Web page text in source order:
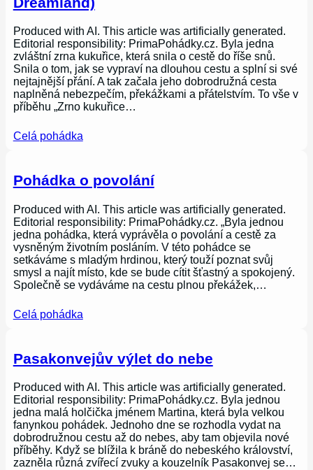
Produced with AI. This article was artificially generated.
Editorial responsibility: PrimaPohádky.cz. Byla jedna
zvláštní zrna kukuřice, která snila o cestě do říše snů.
Snila o tom, jak se vypraví na dlouhou cestu a splní si své
nejtajnější přání. A tak začala jeho dobrodružná cesta
naplněná nebezpečím, překážkami a přátelstvím. To vše v
příběhu „Zrno kukuřice…
Celá pohádka
Pohádka o povolání
Produced with AI. This article was artificially generated.
Editorial responsibility: PrimaPohádky.cz. „Byla jednou
jedna pohádka, která vyprávěla o povolání a cestě za
vysněným životním posláním. V této pohádce se
setkáváme s mladým hrdinou, který touží poznat svůj
smysl a najít místo, kde se bude cítit šťastný a spokojený.
Společně se vydáváme na cestu plnou překážek,…
Celá pohádka
Pasakonvejův výlet do nebe
Produced with AI. This article was artificially generated.
Editorial responsibility: PrimaPohádky.cz. Byla jednou
jedna malá holčička jménem Martina, která byla velkou
fanynkou pohádek. Jednoho dne se rozhodla vydat na
dobrodružnou cestu až do nebes, aby tam objevila nové
příběhy. Když se blížila k bráně do nebeského království,
zazněla různá zvířecí zvuky a kouzelník Pasakonvej se…